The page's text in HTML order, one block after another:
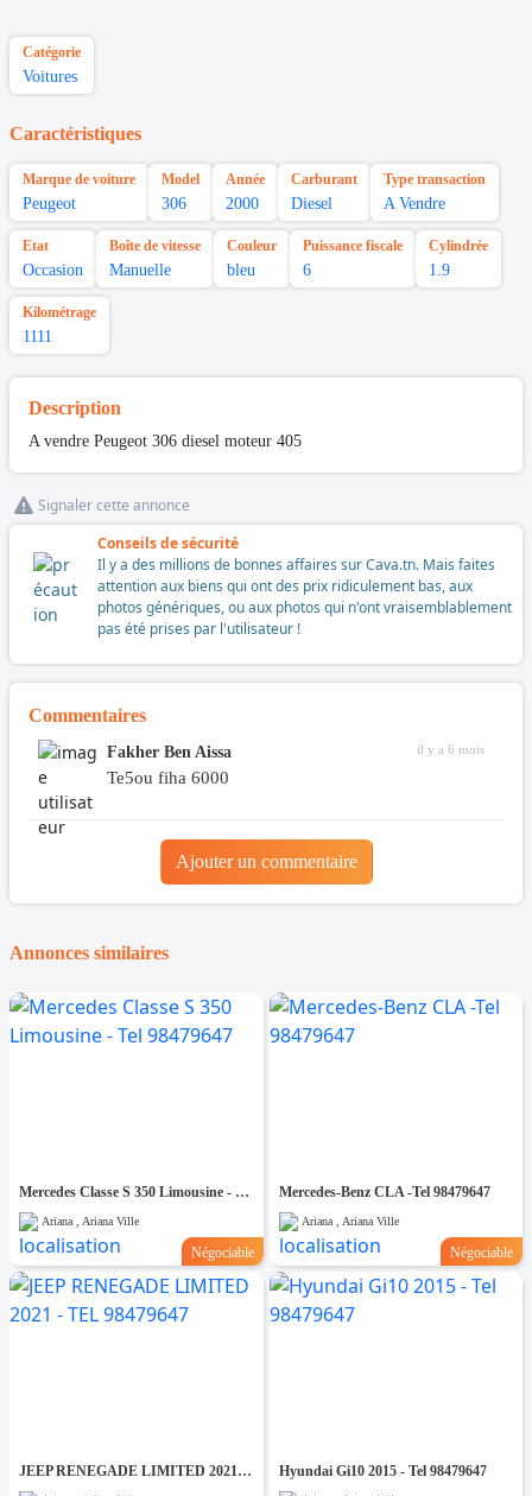
Catégorie
Voitures
Caractéristiques
Marque de voiture
Peugeot
Model
306
Année
2000
Carburant
Diesel
Type transaction
A Vendre
Etat
Occasion
Boîte de vitesse
Manuelle
Couleur
bleu
Puissance fiscale
6
Cylindrée
1.9
Kilométrage
1111
Description
A vendre Peugeot 306 diesel moteur 405
Signaler cette annonce
Conseils de sécurité
Il y a des millions de bonnes affaires sur Cava.tn. Mais faites
attention aux biens qui ont des prix ridiculement bas, aux
photos génériques, ou aux photos qui n'ont vraisemblablement
pas été prises par l'utilisateur !
Commentaires
Fakher Ben Aissa il y a 6 mois
Te5ou fiha 6000
Ajouter un commentaire
Annonces similaires
Mercedes Classe S 350 Limousine - Tel 98479647
Ariana , Ariana Ville
Négociable
Mercedes-Benz CLA -Tel 98479647
Ariana , Ariana Ville
Négociable
JEEP RENEGADE LIMITED 2021 - TEL 98479647 Hyundai Gi10 2015 - Tel 98479647